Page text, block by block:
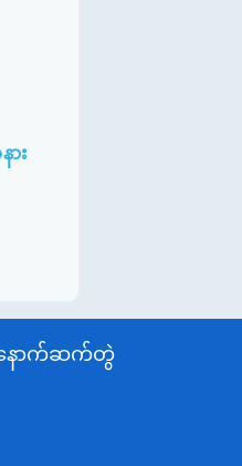
း
ောက်ဆက်တွဲ